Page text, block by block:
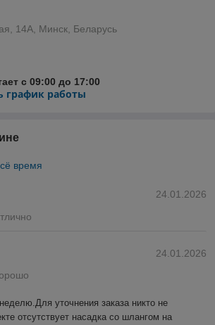
14А, Минск, Беларусь
с 09:00 до 17:00
график работы
время
24.01.2026
24.01.2026
уточнения заказа никто не
отсутствует насадка со шлангом на